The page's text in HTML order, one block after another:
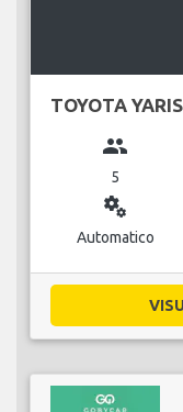
TOYOTA
group
5
miscellaneous_services
Automatico